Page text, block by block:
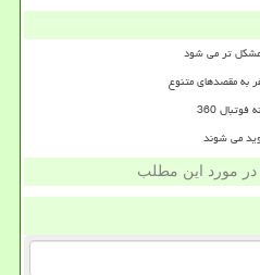
تر می شود
به مقصدهای متنوع
360
می شوند
در مورد این مطلب